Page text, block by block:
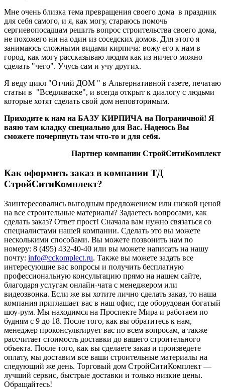
Мне очень близка тема превращения своего дома в праздник
для себя самого, и я, как могу, стараюсь помочь
сергиевопосадцам решить вопрос строительства своего дома,
не похожего ни на один из соседских домов. Для этого я
занимаюсь сложными видами кирпича: вожу его к нам в
город, как могу рассказываю людям как из ничего можно
сделать "чего". Учусь сам и учу других.
Я веду цикл "Отчий ДОМ " в Альтернативной газете, печатаю
статьи в "Вседляваске", и всегда открыт к диалогу с людьми
которые хотят сделать свой дом неповторимым.
Приходите к нам на БАЗУ КИРПИЧА на Пограничной! Я
ваяю там кладку специально для Вас. Надеюсь Вы
сможете почерпнуть там что-то и для себя.
Партнер компании СтройСитиКомплект
Как оформить заказ в компании ТД
СтройСитиКомплект?
Заинтересовались выгодным предложением или низкой ценой
на все строительные материалы? Задаетесь вопросами, как
сделать заказ? Ответ прост! Сначала вам нужно связаться со
специалистами нашей компании. Сделать это вы можете
несколькими способами. Вы можете позвонить нам по
номеру: 8 (495) 432-40-40 или вы можете написать на нашу
почту: info@cckomplect.ru. Также вы можете задать все
интересующие вас вопросы и получить бесплатную
профессиональную консультацию прямо на нашем сайте,
благодаря услугам онлайн-чата с менеджером или
видеозвонка. Если же вы хотите лично сделать заказ, то наша
компания приглашает вас в наш офис, где оборудован богатый
шоу-рум. Мы находимся на Проспекте Мира и работаем по
будням с 9 до 18. После того, как вы обратитесь к нам,
менеджер проконсультирует вас по всем вопросам, а также
рассчитает стоимость доставки до вашего строительного
объекта. После того, как вы сделаете заказ и произведете
оплату, мы доставим все ваши строительные материалы на
следующий же день. Торговый дом СтройСитиКомплект —
лучший сервис, быстрые доставки и только низкие цены.
Обращайтесь!